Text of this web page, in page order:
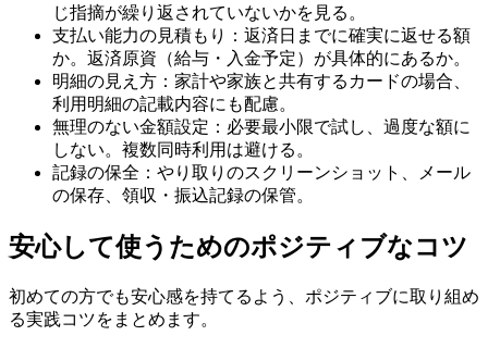
じ指摘が繰り返されていないかを見る。
支払い能力の見積もり：返済日までに確実に返せる額
か。返済原資（給与・入金予定）が具体的にあるか。
明細の見え方：家計や家族と共有するカードの場合、
利用明細の記載内容にも配慮。
無理のない金額設定：必要最小限で試し、過度な額に
しない。複数同時利用は避ける。
記録の保全：やり取りのスクリーンショット、メール
の保存、領収・振込記録の保管。
安心して使うためのポジティブなコツ
初めての方でも安心感を持てるよう、ポジティブに取り組め
る実践コツをまとめます。